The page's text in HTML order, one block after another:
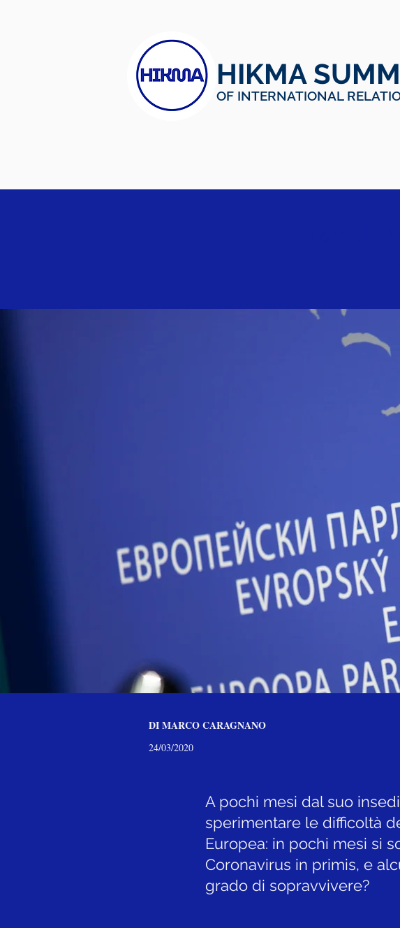
HIKMA
OF INTERNATIONAL
DI MARCO CARAGNANO
24/03/2020
A pochi mesi dal suo
sperimentare le difficoltà
Europea: in pochi mesi si
Coronavirus in primis, e
grado di sopravvivere?